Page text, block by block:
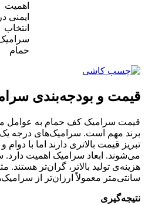
اهمیت
ایمنی در
انتخاب
حمام
قیمت و بودجه‌بندی
قیمت سرامیک کف حمام به عوامل
برند مهم است. سرامیک‌های درجه یک
تبریز قیمت بالاتری دارند اما با
می‌شوند. ابعاد سرامیک اهمیت دارد.
سانتی‌متر معمولاً ارزان‌تر از سرامیک‌های 60×120 سانتی‌متر
نتیجه‌گیری